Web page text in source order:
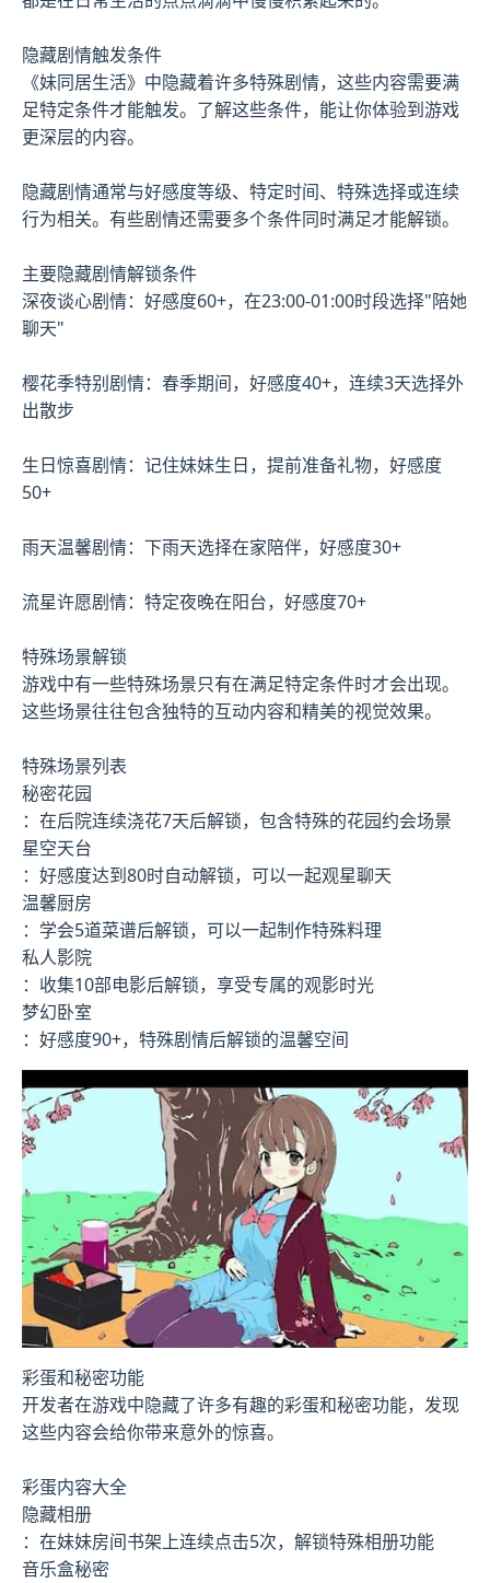
隐藏剧情触发条件
《妹同居生活》中隐藏着许多特殊剧情，这些内容需要满
足特定条件才能触发。了解这些条件，能让你体验到游戏
更深层的内容。
隐藏剧情通常与好感度等级、特定时间、特殊选择或连续
行为相关。有些剧情还需要多个条件同时满足才能解锁。
主要隐藏剧情解锁条件
深夜谈心剧情：好感度60+，在23:00-01:00时段选择"陪她
聊天"
樱花季特别剧情：春季期间，好感度40+，连续3天选择外
出散步
生日惊喜剧情：记住妹妹生日，提前准备礼物，好感度
50+
雨天温馨剧情：下雨天选择在家陪伴，好感度30+
流星许愿剧情：特定夜晚在阳台，好感度70+
特殊场景解锁
游戏中有一些特殊场景只有在满足特定条件时才会出现。
这些场景往往包含独特的互动内容和精美的视觉效果。
特殊场景列表
秘密花园
：在后院连续浇花7天后解锁，包含特殊的花园约会场景
星空天台
：好感度达到80时自动解锁，可以一起观星聊天
温馨厨房
：学会5道菜谱后解锁，可以一起制作特殊料理
私人影院
：收集10部电影后解锁，享受专属的观影时光
梦幻卧室
：好感度90+，特殊剧情后解锁的温馨空间
彩蛋和秘密功能
开发者在游戏中隐藏了许多有趣的彩蛋和秘密功能，发现
这些内容会给你带来意外的惊喜。
彩蛋内容大全
隐藏相册
：在妹妹房间书架上连续点击5次，解锁特殊相册功能
音乐盒秘密